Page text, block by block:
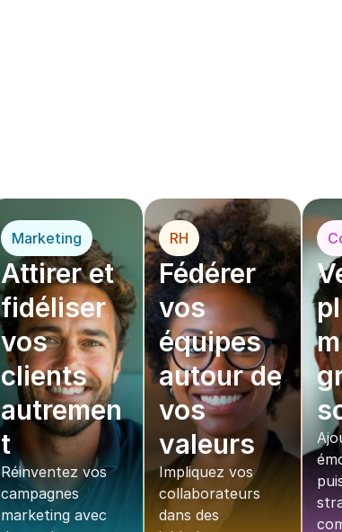
Marketing
Attirer et
fidéliser
vos
clients
autremen
t
Réinventez vos
campagnes
marketing avec
RH
Fédérer
vos
équipes
autour de
vos
valeurs
Impliquez vos
collaborateurs
dans des